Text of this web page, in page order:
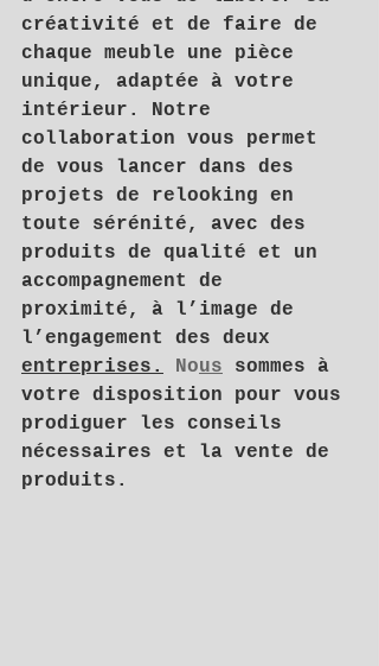
créativité et de faire de
chaque meuble une pièce
unique, adaptée à votre
intérieur. Notre
collaboration vous permet
de vous lancer dans des
projets de relooking en
toute sérénité, avec des
produits de qualité et un
accompagnement de
proximité, à l’image de
l’engagement des deux
entreprises.
Nous sommes à
votre disposition pour vous
prodiguer les conseils
nécessaires et la vente de
produits.